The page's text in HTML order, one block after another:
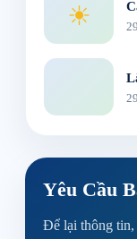
☀
Yêu Cầu
Để lại thông tin,